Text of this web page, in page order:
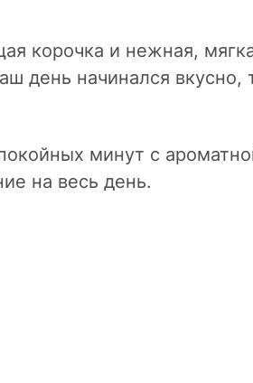
корочка и нежная,
день начинался вкусно,
минут с
на весь день.